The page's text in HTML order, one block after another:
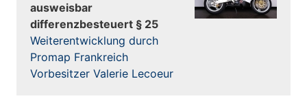
ausweisbar
differenzbesteuert § 25
Weiterentwicklung durch
Promap Frankreich
Vorbesitzer Valerie Lecoeur